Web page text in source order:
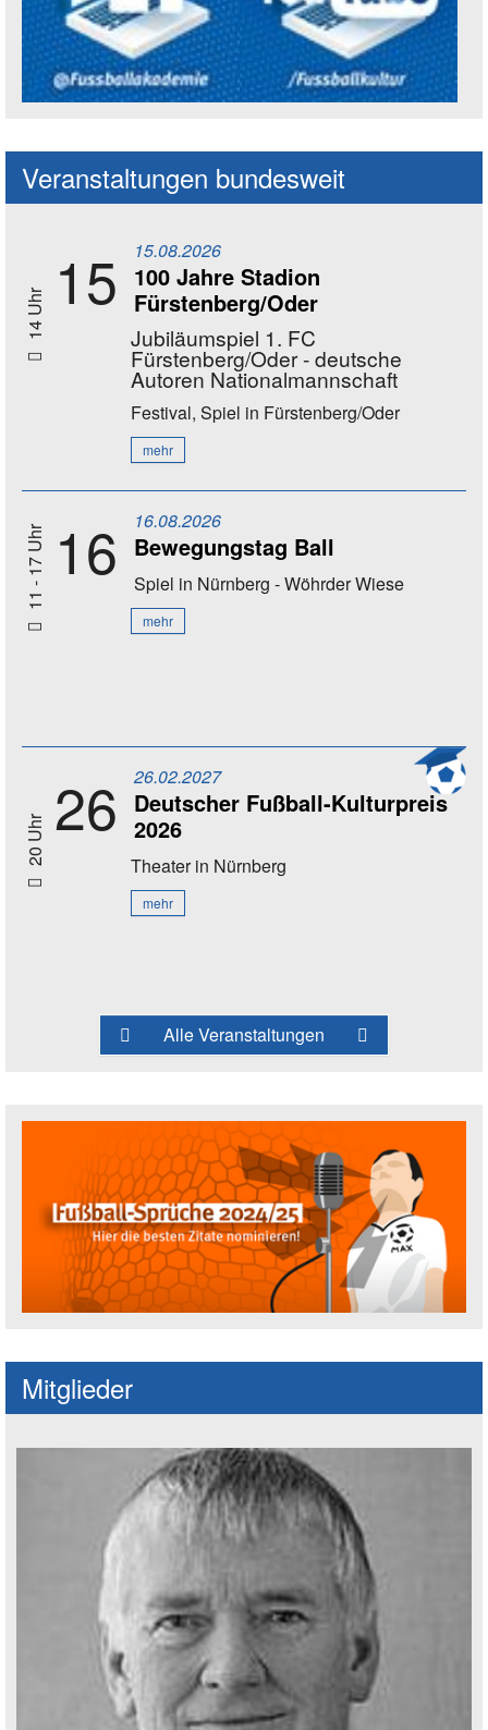
Veranstaltungen bundesweit
14 Uhr 15 15.08.2026
100 Jahre Stadion
Fürstenberg/Oder
Jubiläumspiel 1. FC
Fürstenberg/Oder - deutsche
Autoren Nationalmannschaft
Festival, Spiel in Fürstenberg/Oder
mehr
11 - 17 Uhr 16 16.08.2026
Bewegungstag Ball
Spiel in Nürnberg - Wöhrder Wiese
mehr
20 Uhr 26 26.02.2027
Deutscher Fußball-Kulturpreis
2026
Theaterin Nürnberg
mehr
Alle Veranstaltungen
Mitglieder